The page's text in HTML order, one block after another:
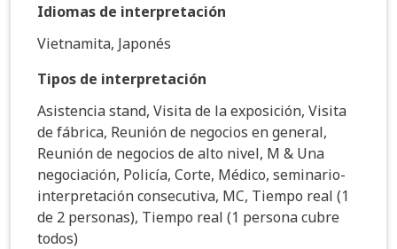
Idiomas de interpretación
Vietnamita, Japonés
Tipos de interpretación
Asistencia stand, Visita de la exposición, Visita
de fábrica, Reunión de negocios en general,
Reunión de negocios de alto nivel, M & Una
negociación, Policía, Corte, Médico, seminario-
interpretación consecutiva, MC, Tiempo real (1
de 2 personas), Tiempo real (1 persona cubre
todos)